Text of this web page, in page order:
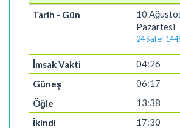
10
Pazartesi
24 Safer
04:26
06:17
13:38
17:30